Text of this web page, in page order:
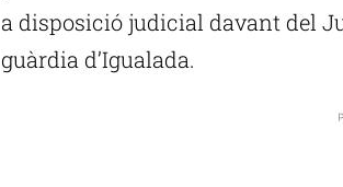
a disposició judicial davant del
guàrdia d’Igualada.